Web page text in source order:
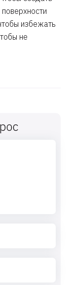
избежать
не